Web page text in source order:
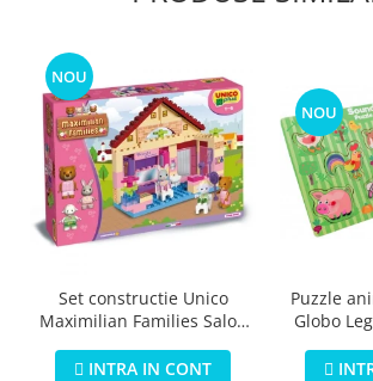
NOU
Set constructie Unico
Maximilian Families Salon
INTRA IN CONT
NOU
Puzzle
Globo